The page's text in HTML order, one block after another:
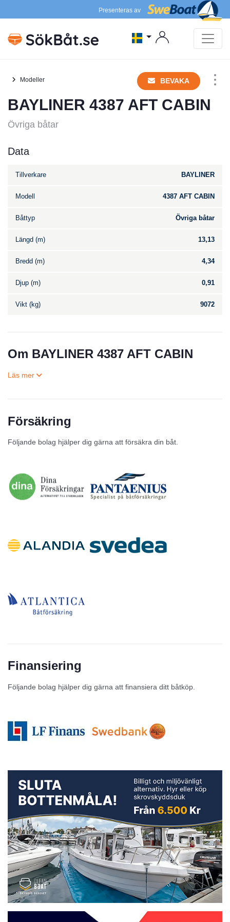
Presenteras av
Modeller BEVAKA
BAYLINER 4387 AFT CABIN
Övriga båtar
Data
Tillverkare BAYLINER
Modell 4387 AFT CABIN
Båttyp Övriga båtar
Längd (m) 13,13
Bredd (m) 4,34
Djup (m) 0,91
Vikt (kg) 9072
Om BAYLINER 4387 AFT CABIN
Försäkring
Följande bolag hjälper dig gärna att försäkra din båt.
Finansiering
Följande bolag hjälper dig gärna att finansiera ditt båtköp.